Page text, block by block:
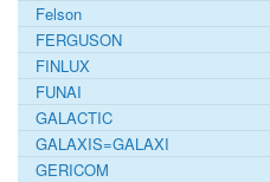
Felson
FERGUSON
FINLUX
FUNAI
GALACTIC
GALAXIS=GALAXI
GERICOM